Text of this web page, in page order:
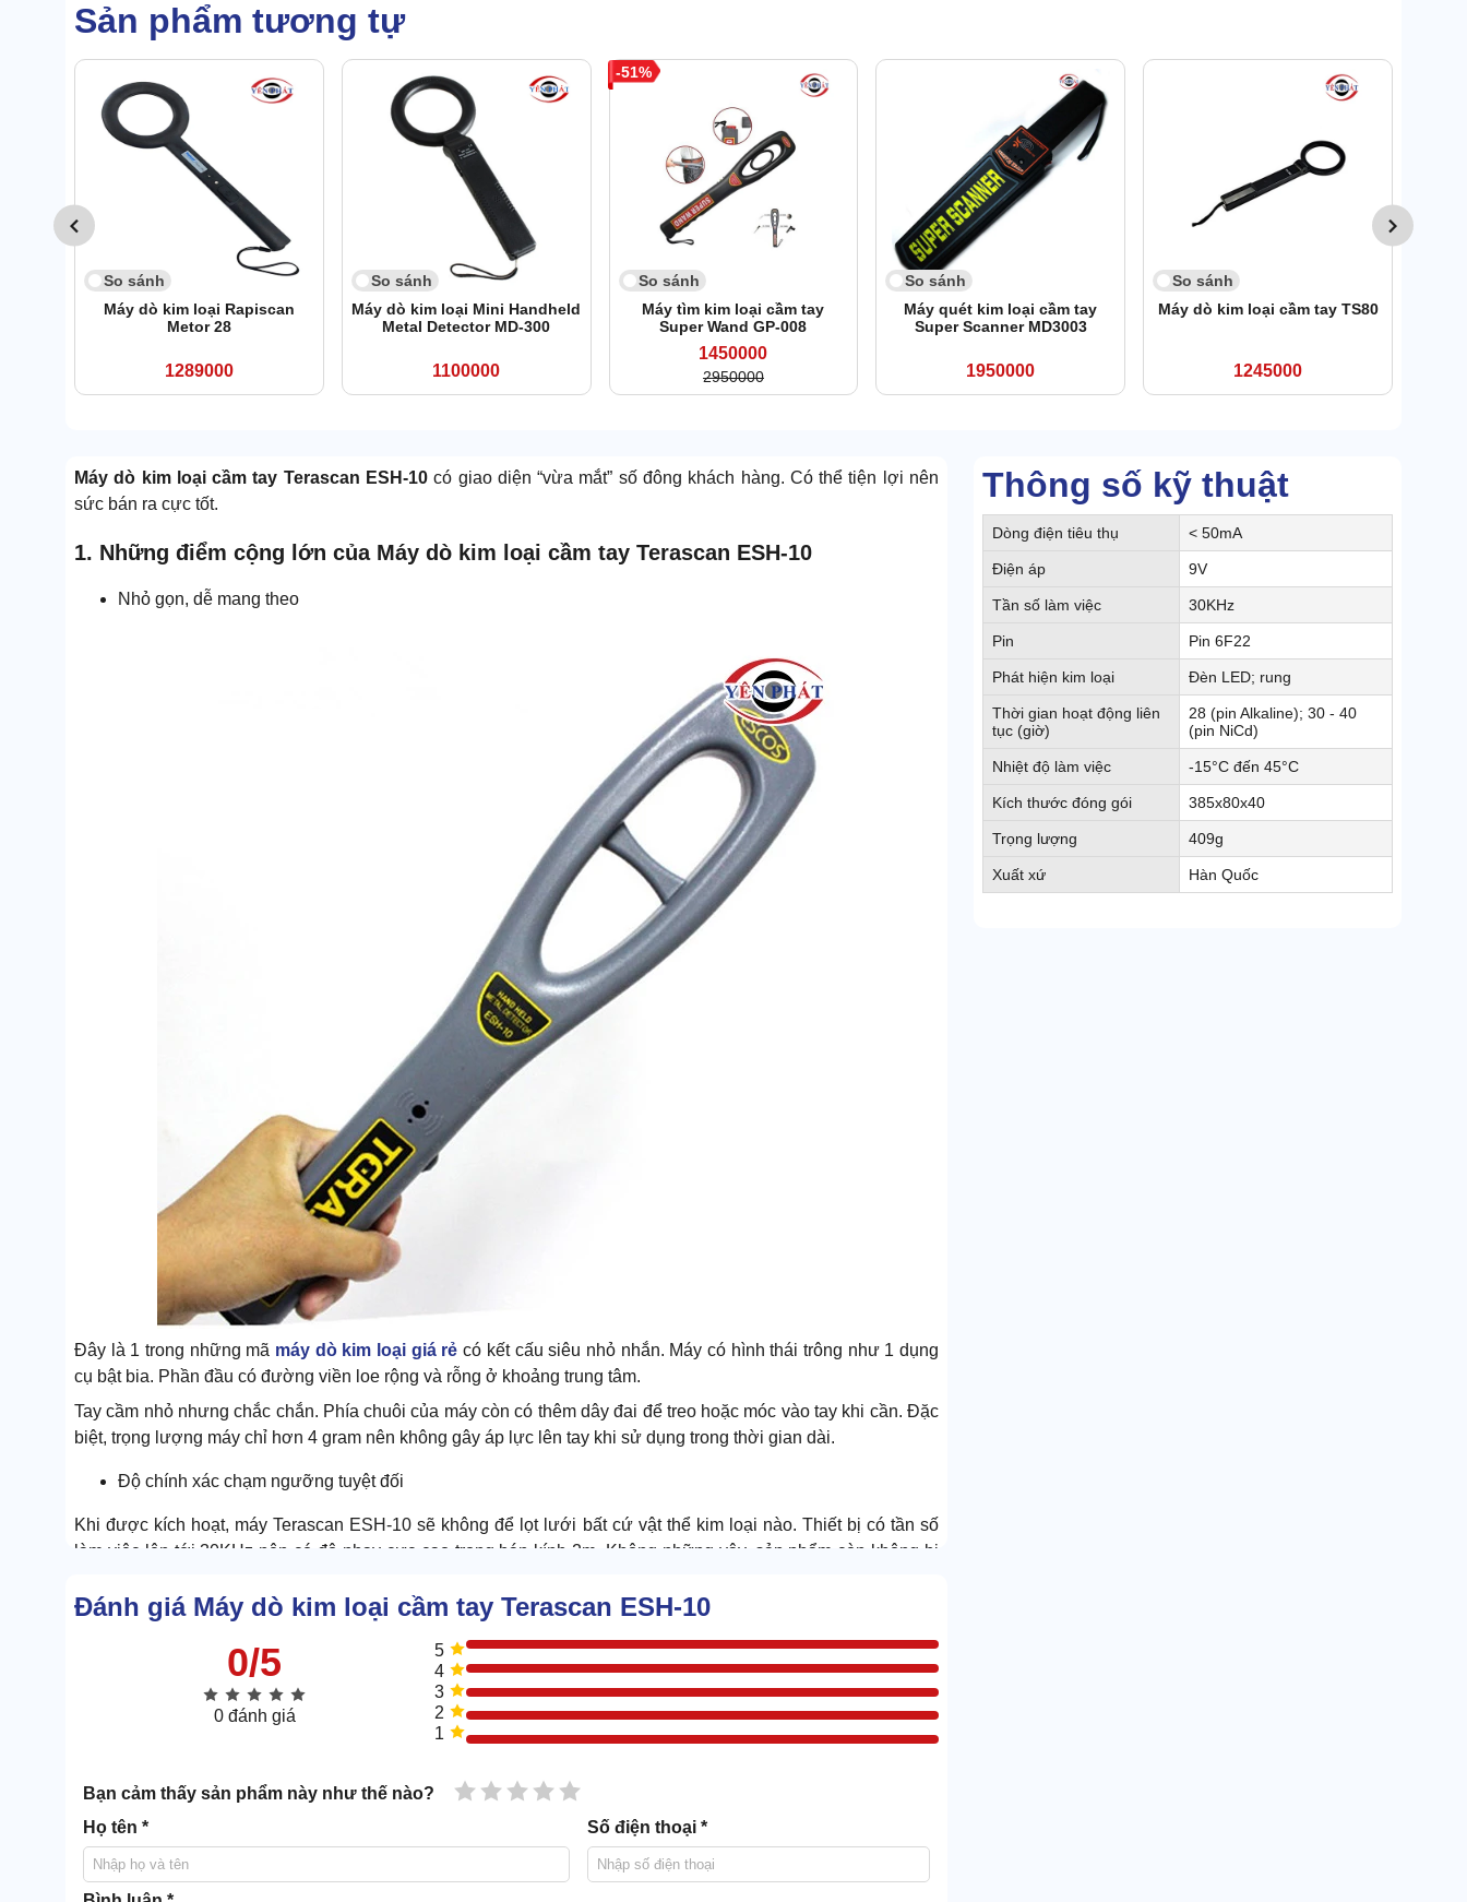
Sản phẩm tương tự
So sánh
Máy dò kim loại Rapiscan
Metor 28
1289000
So sánh
Máy dò kim loại Mini Handheld
Metal Detector MD-300
1100000
51
So sánh
Máy tìm kim loại cầm tay
Super Wand GP-008
1450000
2950000
So sánh
Máy quét kim loại cầm tay
Super Scanner MD3003
1950000
So sánh
Máy dò kim loại cầm tay TS80
1245000
Thông số kỹ thuật
Dòng điện tiêu thụ < 50mA
Điện áp 9V
Tần số làm việc 30KHz
Pin Pin 6F22
Phát hiện kim loại Đèn LED; rung
Thời gian hoạt động liên
tục (giờ)
28 (pin Alkaline); 30 - 40
(pin NiCd)
Nhiệt độ làm việc -15°C đến 45°C
Kích thước đóng gói 385x80x40
Trọng lượng 409g
Xuất xứ Hàn Quốc
Máy dò kim loại cầm tay Terascan ESH-10có giao diện “vừa mắt” số đông khách hàng. Có thể tiện lợi nên
sức bán ra cực tốt.
1. Những điểm cộng lớn của Máy dò kim loại cầm tay Terascan ESH-10
Nhỏ gọn, dễ mang theo
Đây là 1 trong những mã máy dò kim loại giá rẻ có kết cấu siêu nhỏ nhắn. Máy có hình thái trông như 1 dụng
cụ bật bia. Phần đầu có đường viền loe rộng và rỗng ở khoảng trung tâm.
Tay cầm nhỏ nhưng chắc chắn. Phía chuôi của máy còn có thêm dây đai để treo hoặc móc vào tay khi cần. Đặc
biệt, trọng lượng máy chỉ hơn 4 gram nên không gây áp lực lên tay khi sử dụng trong thời gian dài.
Độ chính xác chạm ngưỡng tuyệt đối
Khi được kích hoạt, máy Terascan ESH-10 sẽ không để lọt lưới bất cứ vật thể kim loại nào. Thiết bị có tần số
làm việc lên tới 30KHz nên có độ nhạy cực cao trong bán kính 2m. Không những vậy, sản phẩm còn không bị
Đánh giá Máy dò kim loại cầm tay Terascan ESH-10
0/5
0 đánh giá
5
4
3
2
1
Bạn cảm thấy sản phẩm này như thế nào? 5 sao
4 sao
3 sao
2 sao
1 sao
Họ tên * Số điện thoại *